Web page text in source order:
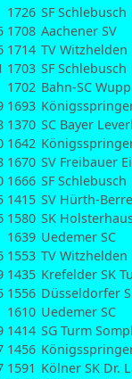
1726 SF Schlebusch
1708 Aachener SV
1714 TV Witzhelden
1703 SF Schlebusch
1702 Bahn-SC
1693
1370 SC Bayer
1642
1670 SV Freibauer
1666 SF Schlebusch
1415 SV Hürth-
1580 SK
1639 Uedemer SC
1553 TV Witzhelden
1435 Krefelder SK
1556 Düsseldorfer
1610 Uedemer SC
1414 SG Turm
1456
1591 Kölner SK Dr.